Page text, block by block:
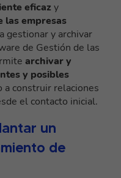
eficaz y
las empresas
gestionar y archivar
de Gestión de las
archivar y
y posibles
a construir relaciones
el contacto inicial.
un
de